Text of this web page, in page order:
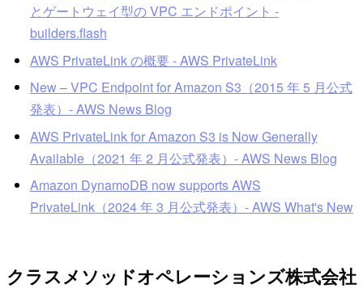
とゲートウェイ型の VPC エンドポイント -
builders.flash
AWS PrivateLink の概要 - AWS PrivateLink
New – VPC Endpoint for Amazon S3（2015 年 5 月公式
発表）- AWS News Blog
AWS PrivateLink for Amazon S3 is Now Generally
Available（2021 年 2 月公式発表）- AWS News Blog
Amazon DynamoDB now supports AWS
PrivateLink（2024 年 3 月公式発表）- AWS What's New
クラスメソッドオペレーションズ株式会社